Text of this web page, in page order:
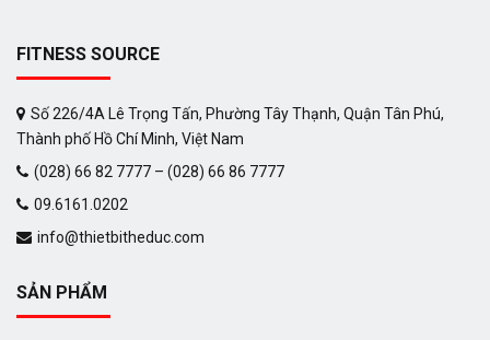
FITNESS SOURCE
Số 226/4A Lê Trọng Tấn, Phường Tây Thạnh, Quận Tân Phú,
Thành phố Hồ Chí Minh, Việt Nam
(028) 66 82 7777 – (028) 66 86 7777
09.6161.0202
info@thietbitheduc.com
SẢN PHẨM